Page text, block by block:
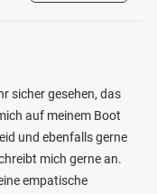
sicher gesehen, das
auf meinem Boot
und ebenfalls gerne
mich gerne an.
empatische